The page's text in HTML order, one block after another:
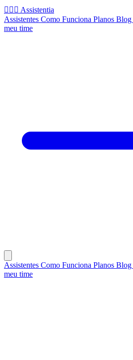
🧚🏻‍♂️ Assistentia
Assistentes Como Funciona Planos Blog
meu time
Assistentes Como Funciona Planos Blog
meu time